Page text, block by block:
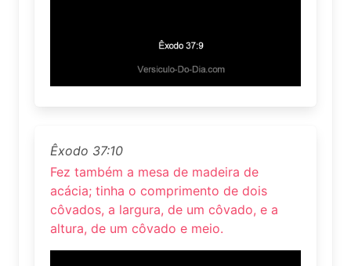
Êxodo 37:10
Fez também a mesa de madeira de
acácia; tinha o comprimento de dois
côvados, a largura, de um côvado, e a
altura, de um côvado e meio.